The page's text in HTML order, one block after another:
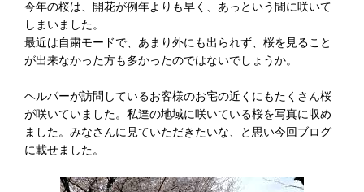
今年の桜は、開花が例年よりも早く、あっという間に咲いて
しまいました。
最近は自粛モードで、あまり外にも出られず、桜を見ること
が出来なかった方も多かったのではないでしょうか。
ヘルパーが訪問しているお客様のお宅の近くにもたくさん桜
が咲いていました。私達の地域に咲いている桜を写真に収め
ました。みなさんに見ていただきたいな、と思い今回ブログ
に載せました。